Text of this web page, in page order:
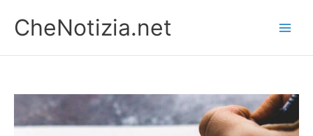
contenuto
CheNotizia.net